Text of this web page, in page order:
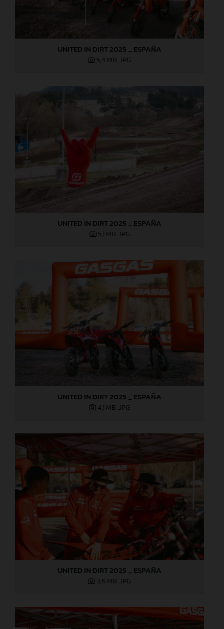
UNITED IN DIRT 2025 _ ESPAÑA
5,4 MB .JPG
UNITED IN DIRT 2025 _ ESPAÑA
5,1 MB .JPG
UNITED IN DIRT 2025 _ ESPAÑA
4,1 MB .JPG
UNITED IN DIRT 2025 _ ESPAÑA
3,6 MB .JPG